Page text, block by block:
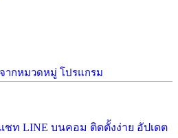
ากหมวดหมู่ โปรแกรม
ชท LINE บนคอม ติดตั้งง่าย อัปเดต